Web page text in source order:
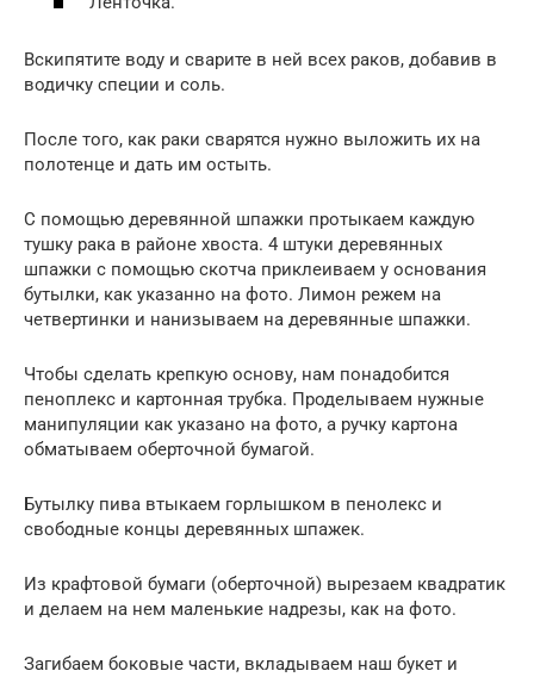
Вскипятите воду и сварите в ней всех раков, добавив в
водичку специи и соль.
После того, как раки сварятся нужно выложить их на
полотенце и дать им остыть.
С помощью деревянной шпажки протыкаем каждую
тушку рака в районе хвоста. 4 штуки деревянных
шпажки с помощью скотча приклеиваем у основания
бутылки, как указанно на фото. Лимон режем на
четвертинки и нанизываем на деревянные шпажки.
Чтобы сделать крепкую основу, нам понадобится
пеноплекс и картонная трубка. Проделываем нужные
манипуляции как указано на фото, а ручку картона
обматываем оберточной бумагой.
Бутылку пива втыкаем горлышком в пенолекс и
свободные концы деревянных шпажек.
Из крафтовой бумаги (оберточной) вырезаем квадратик
и делаем на нем маленькие надрезы, как на фото.
Загибаем боковые части, вкладываем наш букет и